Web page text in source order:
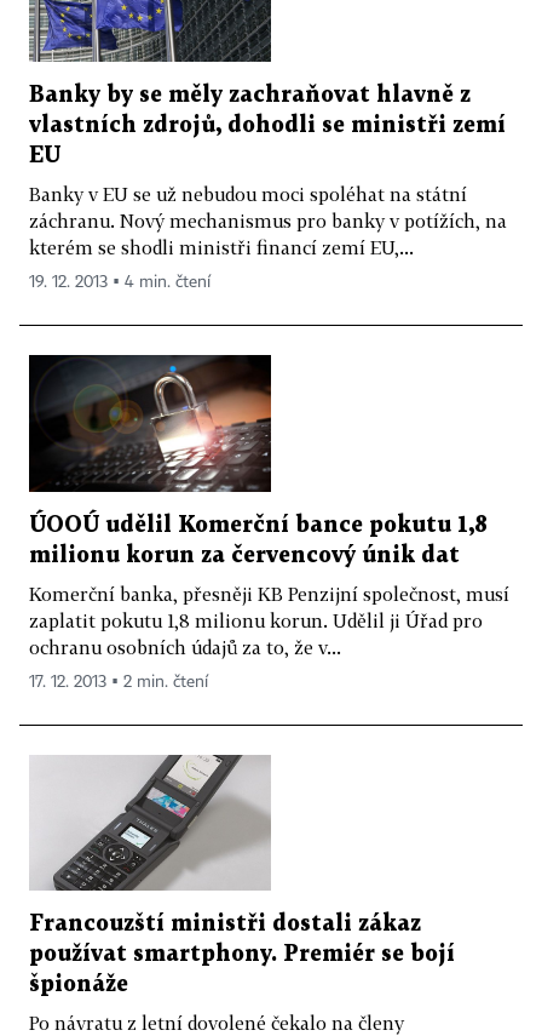
Banky by se měly zachraňovat hlavně z
vlastních zdrojů, dohodli se ministři zemí
EU
Banky v EU se už nebudou moci spoléhat na státní
záchranu. Nový mechanismus pro banky v potížích, na
kterém se shodli ministři financí zemí EU,...
19. 12. 2013 ▪ 4 min. čtení
ÚOOÚ udělil Komerční bance pokutu 1,8
milionu korun za červencový únik dat
Komerční banka, přesněji KB Penzijní společnost, musí
zaplatit pokutu 1,8 milionu korun. Udělil ji Úřad pro
ochranu osobních údajů za to, že v...
17. 12. 2013 ▪ 2 min. čtení
Francouzští ministři dostali zákaz
používat smartphony. Premiér se bojí
špionáže
Po návratu z letní dovolené čekalo na členy